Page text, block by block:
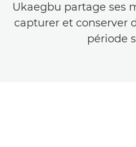
Ukaegbu partage ses
capturer et conserver
période